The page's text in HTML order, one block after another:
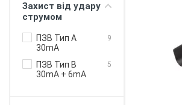
Балансування
потужності
зарядні станції
Push-сповіщення
Регулювання
ліміту "зарядка
Захист від удару
струмом
ПЗВ Тип А
30mA
9
ПЗВ Тип B
30mA + 6mA
5